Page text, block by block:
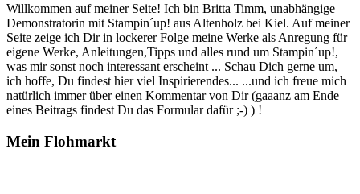
Willkommen auf meiner Seite! Ich bin Britta Timm, unabhängige
Demonstratorin mit Stampin´up! aus Altenholz bei Kiel. Auf meiner
Seite zeige ich Dir in lockerer Folge meine Werke als Anregung für
eigene Werke, Anleitungen,Tipps und alles rund um Stampin´up!,
was mir sonst noch interessant erscheint ... Schau Dich gerne um,
ich hoffe, Du findest hier viel Inspirierendes... ...und ich freue mich
natürlich immer über einen Kommentar von Dir (gaaanz am Ende
eines Beitrags findest Du das Formular dafür ;-) ) !
Mein Flohmarkt